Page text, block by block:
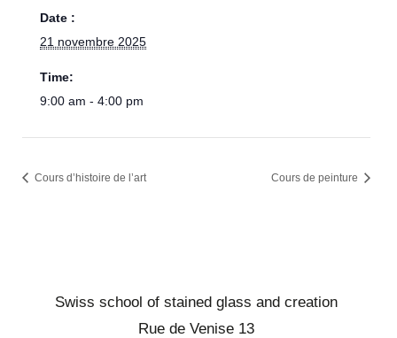
Date :
21 novembre 2025
Time:
9:00 am - 4:00 pm
Cours d’histoire de l’art Cours de peinture
Swiss school of stained glass and creation
Rue de Venise 13